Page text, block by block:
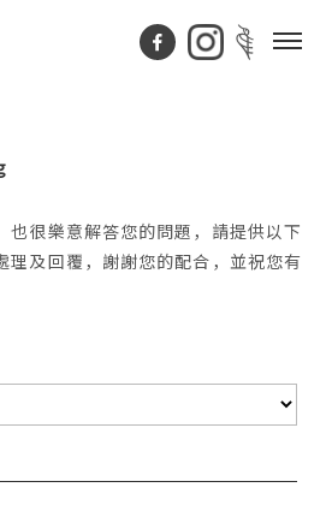
也很樂意解答您的問題，請提供以下
理及回覆，謝謝您的配合，並祝您有